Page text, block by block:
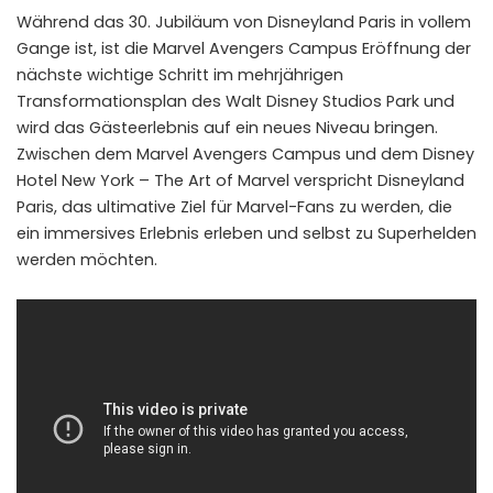
Während das 30. Jubiläum von Disneyland Paris in vollem
Gange ist, ist die Marvel Avengers Campus Eröffnung der
nächste wichtige Schritt im mehrjährigen
Transformationsplan des Walt Disney Studios Park und
wird das Gästeerlebnis auf ein neues Niveau bringen.
Zwischen dem Marvel Avengers Campus und dem Disney
Hotel New York – The Art of Marvel verspricht Disneyland
Paris, das ultimative Ziel für Marvel-Fans zu werden, die
ein immersives Erlebnis erleben und selbst zu Superhelden
werden möchten.